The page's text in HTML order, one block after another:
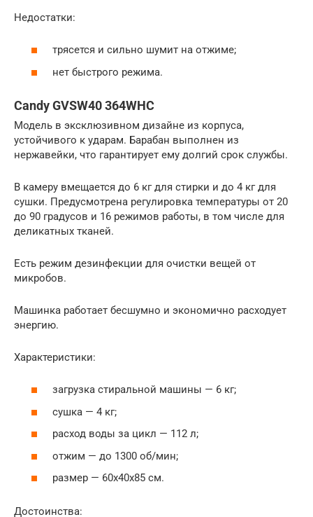
Недостатки:
трясется и сильно шумит на отжиме;
нет быстрого режима.
Candy GVSW40 364WHC
Модель в эксклюзивном дизайне из корпуса,
устойчивого к ударам. Барабан выполнен из
нержавейки, что гарантирует ему долгий срок службы.
В камеру вмещается до 6 кг для стирки и до 4 кг для
сушки. Предусмотрена регулировка температуры от 20
до 90 градусов и 16 режимов работы, в том числе для
деликатных тканей.
Есть режим дезинфекции для очистки вещей от
микробов.
Машинка работает бесшумно и экономично расходует
энергию.
Характеристики:
загрузка стиральной машины — 6 кг;
сушка — 4 кг;
расход воды за цикл — 112 л;
отжим — до 1300 об/мин;
размер — 60x40x85 см.
Достоинства: